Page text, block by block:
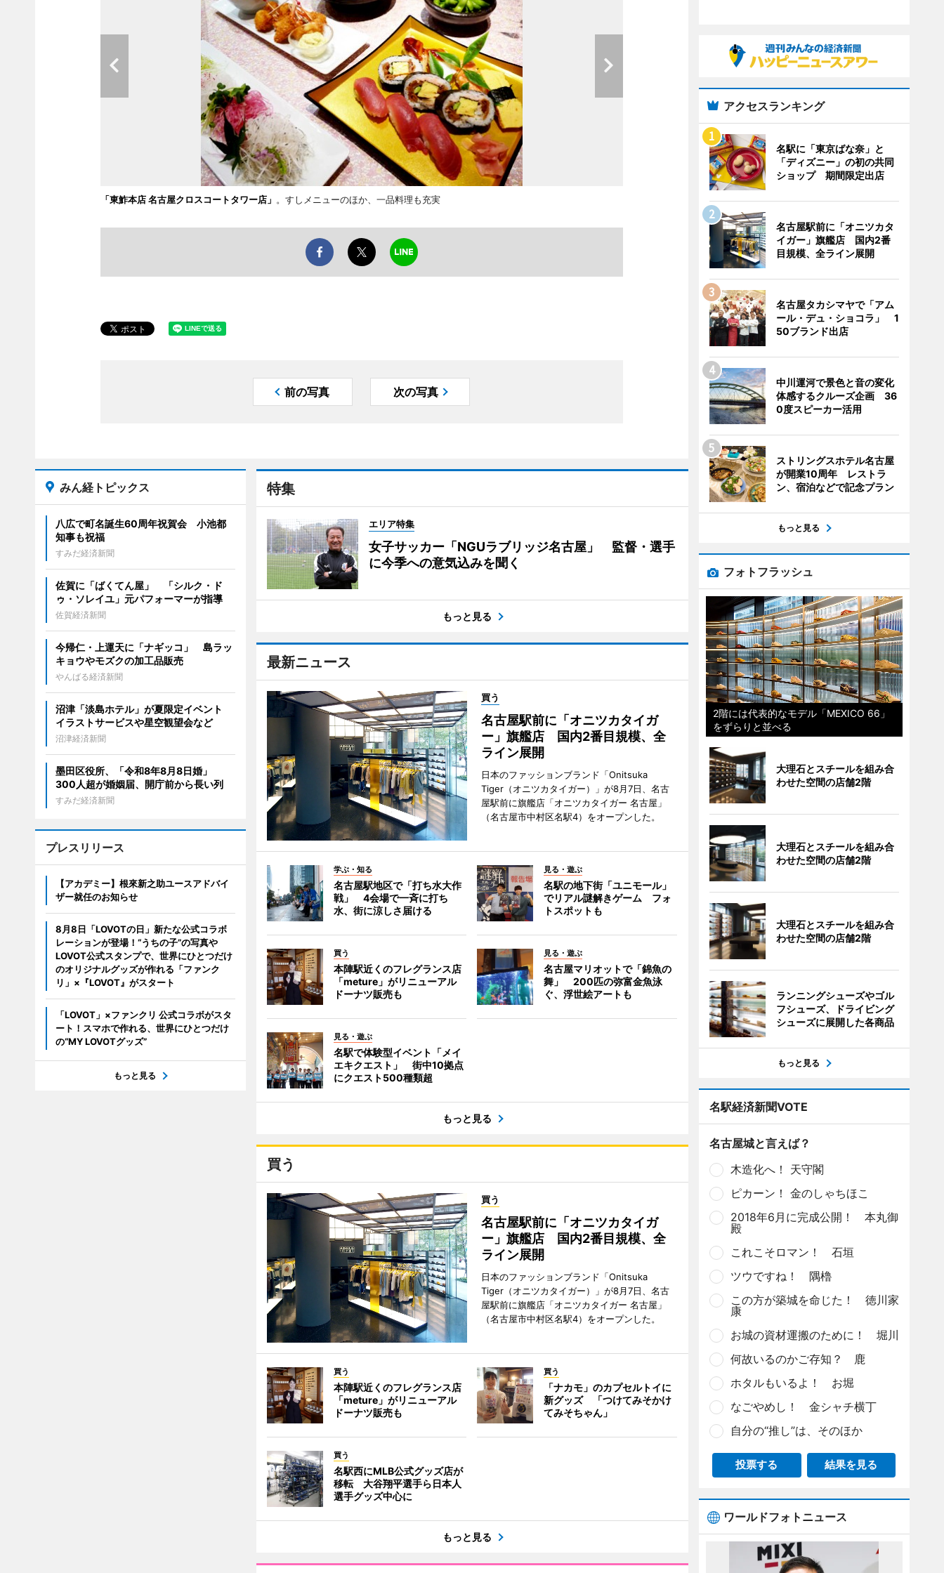
「東鮓本店 名古屋クロスコートタワー店」 。すしメニューのほか、一品料理も充実
前の写真 次の写真
特集
エリア特集
女子サッカー「NGUラブリッジ名古屋」 監督・選手
に今季への意気込みを聞く
もっと見る
最新ニュース
買う
名古屋駅前に「オニツカタイガ
ー」旗艦店 国内2番目規模、全
ライン展開
日本のファッションブランド「Onitsuka
Tiger（オニツカタイガー）」が8月7日、名古
屋駅前に旗艦店「オニツカタイガー 名古屋」
（名古屋市中村区名駅4）をオープンした。
学ぶ・知る
名古屋駅地区で「打ち水大作
戦」 4会場で一斉に打ち
水、街に涼しさ届ける
見る・遊ぶ
名駅の地下街「ユニモール」
でリアル謎解きゲーム フォ
トスポットも
買う
本陣駅近くのフレグランス店
「meture」がリニューアル
ドーナツ販売も
見る・遊ぶ
名古屋マリオットで「錦魚の
舞」 200匹の弥富金魚泳
ぐ、浮世絵アートも
見る・遊ぶ
名駅で体験型イベント「メイ
エキクエスト」 街中10拠点
にクエスト500種類超
もっと見る
買う
買う
名古屋駅前に「オニツカタイガ
ー」旗艦店 国内2番目規模、全
ライン展開
日本のファッションブランド「Onitsuka
Tiger（オニツカタイガー）」が8月7日、名古
屋駅前に旗艦店「オニツカタイガー 名古屋」
（名古屋市中村区名駅4）をオープンした。
買う
本陣駅近くのフレグランス店
「meture」がリニューアル
ドーナツ販売も
買う
「ナカモ」のカプセルトイに
新グッズ 「つけてみそかけ
てみそちゃん」
買う
名駅西にMLB公式グッズ店が
移転 大谷翔平選手ら日本人
選手グッズ中心に
もっと見る
みん経トピックス
八広で町名誕生60周年祝賀会 小池都
知事も祝福
すみだ経済新聞
佐賀に「ばくてん屋」 「シルク・ド
ゥ・ソレイユ」元パフォーマーが指導
佐賀経済新聞
今帰仁・上運天に「ナギッコ」 島ラッ
キョウやモズクの加工品販売
やんばる経済新聞
沼津「淡島ホテル」が夏限定イベント
イラストサービスや星空観望会など
沼津経済新聞
墨田区役所、「令和8年8月8日婚」
300人超が婚姻届、開庁前から長い列
すみだ経済新聞
プレスリリース
【アカデミー】根來新之助ユースアドバイ
ザー就任のお知らせ
8月8日「LOVOTの日」新たな公式コラボ
レーションが登場！“うちの子”の写真や
LOVOT公式スタンプで、世界にひとつだけ
のオリジナルグッズが作れる「ファンク
リ」×『LOVOT』がスタート
「LOVOT」×ファンクリ 公式コラボがスタ
ート！スマホで作れる、世界にひとつだけ
の“MY LOVOTグッズ”
もっと見る
アクセスランキング
名駅に「東京ばな奈」と
「ディズニー」の初の共同
ショップ 期間限定出店
名古屋駅前に「オニツカタ
イガー」旗艦店 国内2番
目規模、全ライン展開
名古屋タカシマヤで「アム
ール・デュ・ショコラ」 1
50ブランド出店
中川運河で景色と音の変化
体感するクルーズ企画 36
0度スピーカー活用
ストリングスホテル名古屋
が開業10周年 レストラ
ン、宿泊などで記念プラン
もっと見る
フォトフラッシュ
2階には代表的なモデル「MEXICO 66」
をずらりと並べる
大理石とスチールを組み合
わせた空間の店舗2階
大理石とスチールを組み合
わせた空間の店舗2階
大理石とスチールを組み合
わせた空間の店舗2階
ランニングシューズやゴル
フシューズ、ドライビング
シューズに展開した各商品
もっと見る
名駅経済新聞VOTE
名古屋城と言えば？
木造化へ！ 天守閣
ピカーン！ 金のしゃちほこ
2018年6月に完成公開！ 本丸御
殿
これこそロマン！ 石垣
ツウですね！ 隅櫓
この方が築城を命じた！ 徳川家
康
お城の資材運搬のために！ 堀川
何故いるのかご存知？ 鹿
ホタルもいるよ！ お堀
なごやめし！ 金シャチ横丁
自分の“推し”は、そのほか
投票する 結果を見る
ワールドフォトニュース